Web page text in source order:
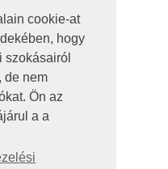
cookie-at
hogy
de nem
Ön az
a a